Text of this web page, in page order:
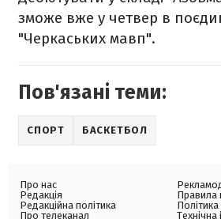
зможе вже у четвер в
"Черкаських мавп".
Пов'язані теми:
СПОРТ БАСКЕТБОЛ
Про нас
Редакція
Редакційна політика
Про телеканал
Правила
Політика
Технічна